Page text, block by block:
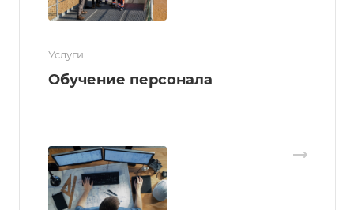
Услуги
Обучение персонала